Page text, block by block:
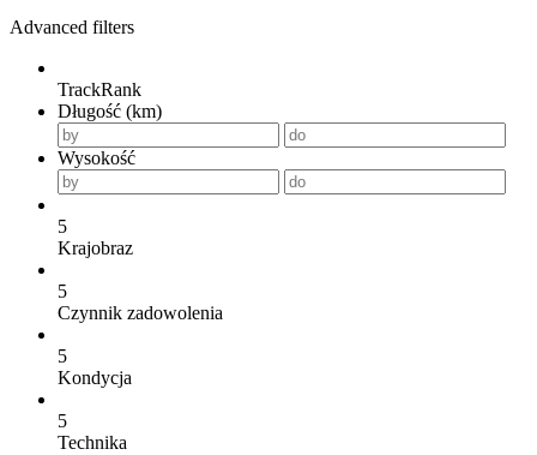
Advanced filters
TrackRank
Długość (km)
Wysokość
5
Krajobraz
5
Czynnik zadowolenia
5
Kondycja
5
Technika